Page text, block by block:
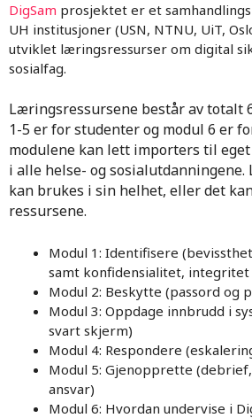
DigSam prosjektet er et
UH institusjoner (USN, NTNU, UiT,
utviklet læringsressurser om digital
sosialfag.
Læringsressursene består av totalt
1-5 er for studenter og modul 6 er
modulene kan lett importers til eget
i alle helse- og
kan brukes i sin helhet, eller det
ressursene.
Modul 1: Identifisere
samt konfidensialitet,
Modul 2: Beskytte (passord og
Modul 3: Oppdage innbrudd i
svart skjerm)
Modul 4: Respondere
Modul 5: Gjenopprette
ansvar)
Modul 6: Hvordan undervise i